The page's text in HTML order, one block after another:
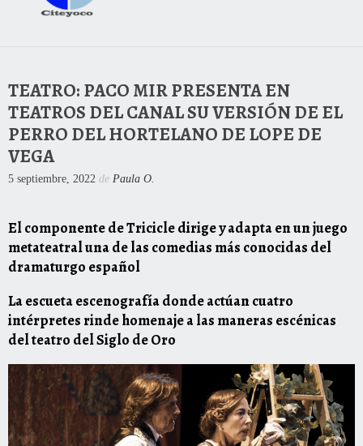
TEATRO: PACO MIR PRESENTA EN
TEATROS DEL CANAL SU VERSIÓN DE EL
PERRO DEL HORTELANO DE LOPE DE
VEGA
5 septiembre, 2022 de Paula O.
El componente de Tricicle dirige y adapta en un juego
metateatral una de las comedias más conocidas del
dramaturgo español
La escueta escenografía donde actúan cuatro
intérpretes rinde homenaje a las maneras escénicas
del teatro del Siglo de Oro